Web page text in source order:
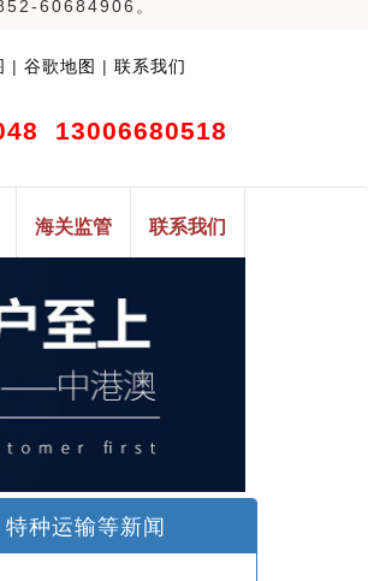
60684906。
| 谷歌地图 | 联系我们
13006680518
海关监管 联系我们
种运输等新闻